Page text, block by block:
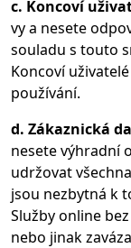
c. Koncoví
vy a nesete
souladu s touto
Koncoví
používání.
d. Zákaznická
nesete výhradní
udržovat
jsou nezbytná k
Služby online
nebo jinak